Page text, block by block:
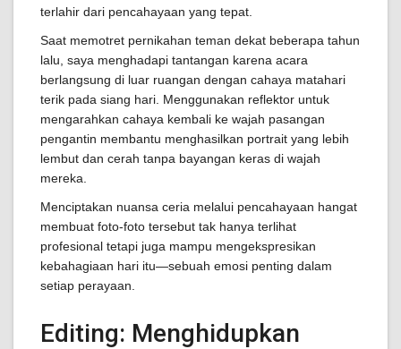
terlahir dari pencahayaan yang tepat.
Saat memotret pernikahan teman dekat beberapa tahun
lalu, saya menghadapi tantangan karena acara
berlangsung di luar ruangan dengan cahaya matahari
terik pada siang hari. Menggunakan reflektor untuk
mengarahkan cahaya kembali ke wajah pasangan
pengantin membantu menghasilkan portrait yang lebih
lembut dan cerah tanpa bayangan keras di wajah
mereka.
Menciptakan nuansa ceria melalui pencahayaan hangat
membuat foto-foto tersebut tak hanya terlihat
profesional tetapi juga mampu mengekspresikan
kebahagiaan hari itu—sebuah emosi penting dalam
setiap perayaan.
Editing: Menghidupkan